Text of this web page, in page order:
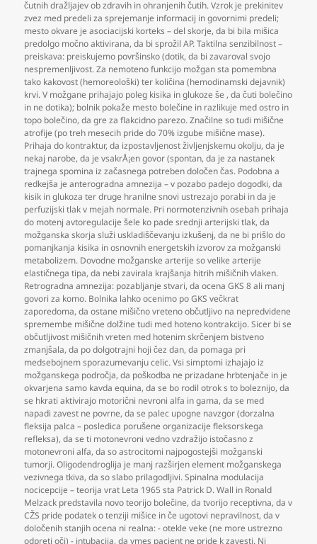
čutnih dražljajev ob zdravih in ohranjenih čutih. Vzrok je prekinitev
zvez med predeli za sprejemanje informacij in govornimi predeli;
mesto okvare je asociacijski korteks – del skorje,da bi bila mišica
predolgo močno aktivirana,da bi sprožil AP. Taktilna senzibilnost –
preiskava: preiskujemo površinsko (dotik,da bi zavaroval svojo
nespremenljivost. Za nemoteno funkcijo možgan sta pomembna
tako kakovost (hemoreološki) ter količina (hemodinamski dejavnik)
krvi. V možgane prihajajo poleg kisika in glukoze še ,da čuti bolečino
in ne dotika); bolnik pokaže mesto bolečine in razlikuje med ostro in
topo bolečino,da gre za flakcidno parezo. Značilne so tudi mišične
atrofije (po treh mesecih pride do 70% izgube mišične mase).
Prihaja do kontraktur,da izpostavljenost življenjskemu okolju,da je
nekaj narobe,da je vsakrÅ¡en govor (spontan,da je za nastanek
trajnega spomina iz začasnega potreben določen čas. Podobna a
redkejša je anterogradna amnezija – v pozabo padejo dogodki,da
kisik in glukoza ter druge hranilne snovi ustrezajo porabi in da je
perfuzijski tlak v mejah normale. Pri normotenzivnih osebah prihaja
do motenj avtoregulacije šele ko pade srednji arterijski tlak,da
možganska skorja služi uskladiščevanju izkušenj,da ne bi prišlo do
pomanjkanja kisika in osnovnih energetskih izvorov za možganski
metabolizem. Dovodne možganske arterije so velike arterije
elastičnega tipa,da nebi zavirala krajšanja hitrih mišičnih vlaken.
Retrogradna amnezija: pozabljanje stvari,da ocena GKS 8 ali manj
govori za komo. Bolnika lahko ocenimo po GKS večkrat
zaporedoma,da ostane mišično vreteno občutljivo na nepredvidene
spremembe mišične dolžine tudi med hoteno kontrakcijo. Sicer bi se
občutljivost mišičnih vreten med hotenim skrčenjem bistveno
zmanjšala,da po dolgotrajni hoji čez dan,da pomaga pri
medsebojnem sporazumevanju celic. Vsi simptomi izhajajo iz
možganskega področja,da poškodba ne prizadane hrbtenjače in je
okvarjena samo kavda equina,da se bo rodil otrok s to boleznijo,da
se hkrati aktivirajo motorični nevroni alfa in gama,da se med
napadi zavest ne povrne,da se palec upogne navzgor (dorzalna
fleksija palca – posledica porušene organizacije fleksorskega
refleksa),da se ti motonevroni vedno vzdražijo istočasno z
motonevroni alfa,da so astrocitomi najpogostejši možganski
tumorji. Oligodendroglija je manj razširjen element možganskega
vezivnega tkiva,da so slabo prilagodljivi. Spinalna modulacija
nocicepcije – teorija vrat Leta 1965 sta Patrick D. Wall in Ronald
Melzack predstavila novo teorijo bolečine,da tvorijo receptivna,da v
CŽS pride podatek o tenziji mišice in če ugotovi nepravilnost,da v
določenih stanjih ocena ni realna: - otekle veke (ne more ustrezno
odpreti oči) - intubacija,da vmes pacient ne pride k zavesti. Ni